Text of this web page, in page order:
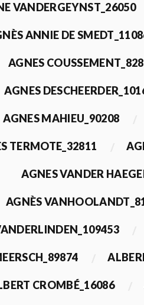
VANDERGEYNST_26050
ANNIE DE
AGNES
AGNES
AGNES MAHIEU_90208
TERMOTE_32811
AGNES VANDER
AGNÈS
CROMBÉ_16086